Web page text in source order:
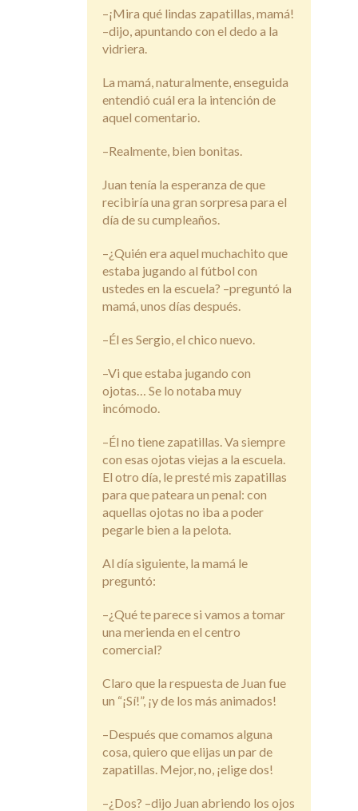
–¡Mira qué lindas zapatillas, mamá!
–dijo, apuntando con el dedo a la
vidriera.
La mamá, naturalmente, enseguida
entendió cuál era la intención de
aquel comentario.
–Realmente, bien bonitas.
Juan tenía la esperanza de que
recibiría una gran sorpresa para el
día de su cumpleaños.
–¿Quién era aquel muchachito que
estaba jugando al fútbol con
ustedes en la escuela? –preguntó la
mamá, unos días después.
–Él es Sergio, el chico nuevo.
–Vi que estaba jugando con
ojotas… Se lo notaba muy
incómodo.
–Él no tiene zapatillas. Va siempre
con esas ojotas viejas a la escuela.
El otro día, le presté mis zapatillas
para que pateara un penal: con
aquellas ojotas no iba a poder
pegarle bien a la pelota.
Al día siguiente, la mamá le
preguntó:
–¿Qué te parece si vamos a tomar
una merienda en el centro
comercial?
Claro que la respuesta de Juan fue
un “¡Sí!”, ¡y de los más animados!
–Después que comamos alguna
cosa, quiero que elijas un par de
zapatillas. Mejor, no, ¡elige dos!
–¿Dos? –dijo Juan abriendo los ojos